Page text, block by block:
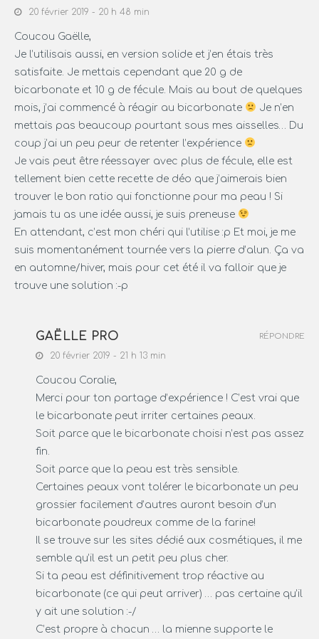
20 février 2019 - 20 h 48 min
Coucou Gaëlle,
Je l’utilisais aussi, en version solide et j’en étais très
satisfaite. Je mettais cependant que 20 g de
bicarbonate et 10 g de fécule. Mais au bout de quelques
mois, j’ai commencé à réagir au bicarbonate
Je n’en
mettais pas beaucoup pourtant sous mes aisselles… Du
coup j’ai un peu peur de retenter l’expérience
Je vais peut être réessayer avec plus de fécule, elle est
tellement bien cette recette de déo que j’aimerais bien
trouver le bon ratio qui fonctionne pour ma peau ! Si
jamais tu as une idée aussi, je suis preneuse
En attendant, c’est mon chéri qui l’utilise :p Et moi, je me
suis momentanément tournée vers la pierre d’alun. Ça va
en automne/hiver, mais pour cet été il va falloir que je
trouve une solution :-p
GAËLLE PRO
20 février 2019 - 21 h 13 min
Coucou Coralie,
Merci pour ton partage d’expérience ! C’est vrai que
le bicarbonate peut irriter certaines peaux.
Soit parce que le bicarbonate choisi n’est pas assez
fin.
Soit parce que la peau est très sensible.
Certaines peaux vont tolérer le bicarbonate un peu
grossier facilement d’autres auront besoin d’un
bicarbonate poudreux comme de la farine!
Il se trouve sur les sites dédié aux cosmétiques, il me
semble qu’il est un petit peu plus cher.
Si ta peau est définitivement trop réactive au
bicarbonate (ce qui peut arriver) … pas certaine qu’il
y ait une solution :-/
C’est propre à chacun … la mienne supporte le
RÉPONDRE